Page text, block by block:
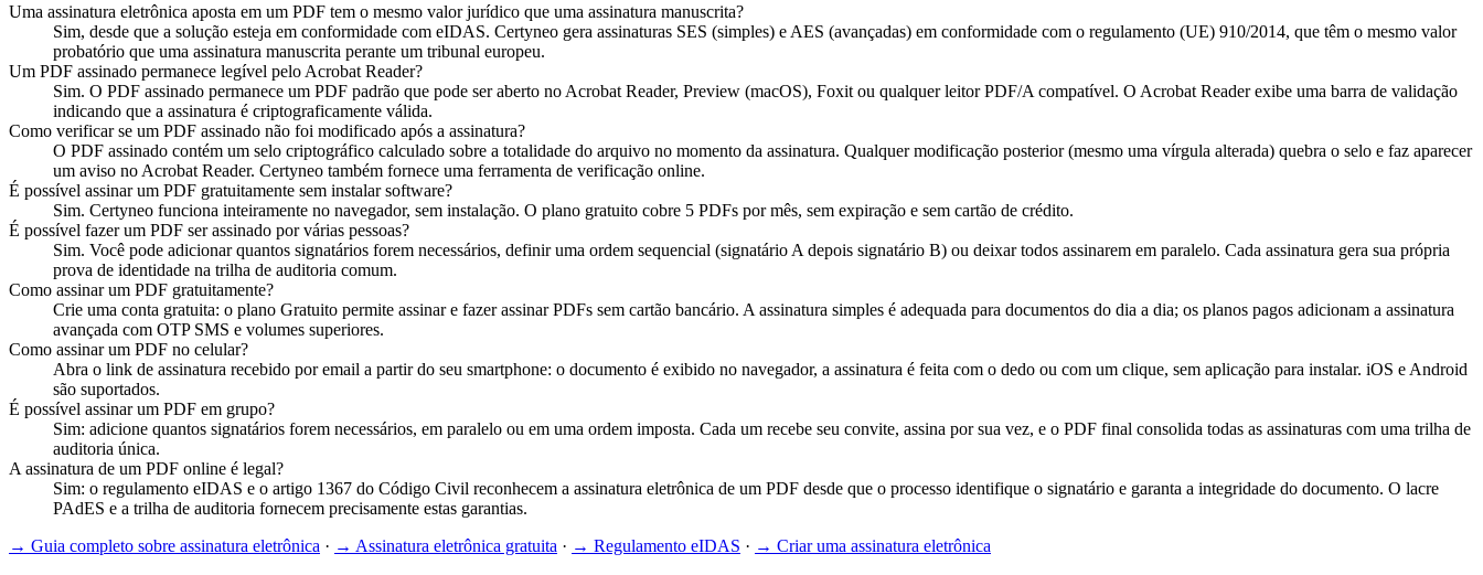
Uma assinatura eletrônica aposta em um PDF tem o mesmo valor jurídico que uma assinatura manuscrita?
Sim, desde que a solução esteja em conformidade com eIDAS. Certyneo gera assinaturas SES (simples) e AES (avançadas) em conformidade com o regulamento (UE) 910/2014, que têm o mesmo valor
probatório que uma assinatura manuscrita perante um tribunal europeu.
Um PDF assinado permanece legível pelo Acrobat Reader?
Sim. O PDF assinado permanece um PDF padrão que pode ser aberto no Acrobat Reader, Preview (macOS), Foxit ou qualquer leitor PDF/A compatível. O Acrobat Reader exibe uma barra de validação
indicando que a assinatura é criptograficamente válida.
Como verificar se um PDF assinado não foi modificado após a assinatura?
O PDF assinado contém um selo criptográfico calculado sobre a totalidade do arquivo no momento da assinatura. Qualquer modificação posterior (mesmo uma vírgula alterada) quebra o selo e faz aparecer
um aviso no Acrobat Reader. Certyneo também fornece uma ferramenta de verificação online.
É possível assinar um PDF gratuitamente sem instalar software?
Sim. Certyneo funciona inteiramente no navegador, sem instalação. O plano gratuito cobre 5 PDFs por mês, sem expiração e sem cartão de crédito.
É possível fazer um PDF ser assinado por várias pessoas?
Sim. Você pode adicionar quantos signatários forem necessários, definir uma ordem sequencial (signatário A depois signatário B) ou deixar todos assinarem em paralelo. Cada assinatura gera sua própria
prova de identidade na trilha de auditoria comum.
Como assinar um PDF gratuitamente?
Crie uma conta gratuita: o plano Gratuito permite assinar e fazer assinar PDFs sem cartão bancário. A assinatura simples é adequada para documentos do dia a dia; os planos pagos adicionam a assinatura
avançada com OTP SMS e volumes superiores.
Como assinar um PDF no celular?
Abra o link de assinatura recebido por email a partir do seu smartphone: o documento é exibido no navegador, a assinatura é feita com o dedo ou com um clique, sem aplicação para instalar. iOS e Android
são suportados.
É possível assinar um PDF em grupo?
Sim: adicione quantos signatários forem necessários, em paralelo ou em uma ordem imposta. Cada um recebe seu convite, assina por sua vez, e o PDF final consolida todas as assinaturas com uma trilha de
auditoria única.
A assinatura de um PDF online é legal?
Sim: o regulamento eIDAS e o artigo 1367 do Código Civil reconhecem a assinatura eletrônica de um PDF desde que o processo identifique o signatário e garanta a integridade do documento. O lacre
PAdES e a trilha de auditoria fornecem precisamente estas garantias.
→ Guia completo sobre assinatura eletrônica · → Assinatura eletrônica gratuita · → Regulamento eIDAS · → Criar uma assinatura eletrônica